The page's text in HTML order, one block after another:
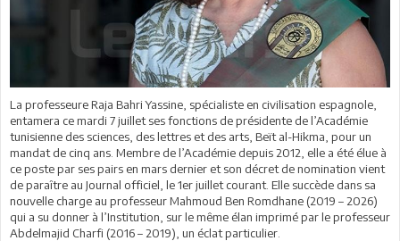
La professeure Raja Bahri Yassine, spécialiste en civilisation espagnole,
entamera ce mardi 7 juillet ses fonctions de présidente de l’Académie
tunisienne des sciences, des lettres et des arts, Beït al-Hikma, pour un
mandat de cinq ans. Membre de l’Académie depuis 2012, elle a été élue à
ce poste par ses pairs en mars dernier et son décret de nomination vient
de paraître au Journal officiel, le 1er juillet courant. Elle succède dans sa
nouvelle charge au professeur Mahmoud Ben Romdhane (2019 – 2026)
qui a su donner à l’Institution, sur le même élan imprimé par le professeur
Abdelmajid Charfi (2016 – 2019), un éclat particulier.